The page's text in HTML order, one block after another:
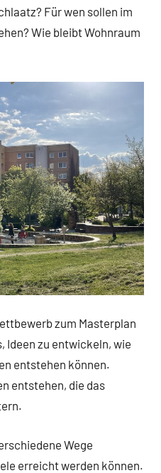
Für wen sollen im
Wie bleibt Wohnraum
zum Masterplan
Ideen zu entwickeln, wie
entstehen können.
entstehen, die das
Wege
erreicht werden können.